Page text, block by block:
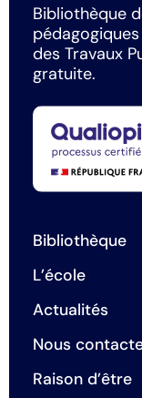
Bibliothèque
des Travaux
gratuite.
Bibliothèque
L’école
Actualités
Nous
Raison d’être